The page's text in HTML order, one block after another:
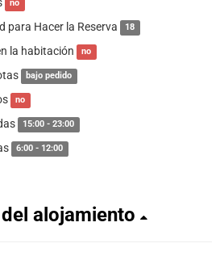
no
para Hacer la Reserva 18
la habitación no
bajo pedido
no
15:00 - 23:00
6:00 - 12:00
alojamiento